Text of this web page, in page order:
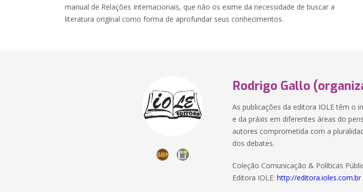
manual de Relações Internacionais, que não os exime da necessidade de buscar a
literatura original como forma de aprofundar seus conhecimentos.
Rodrigo Gallo
As publicações da editora IOLE têm o
e da práxis em diferentes áreas do
autores comprometida com a
dos debates.
Coleção Comunicação & Políticas
Editora IOLE:http://editora.ioles.com.br